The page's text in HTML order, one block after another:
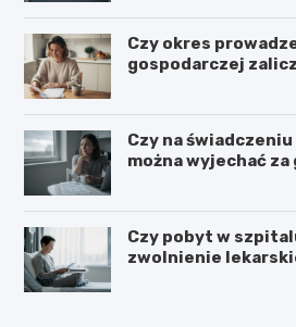
Czy okres
gospodarczej
Czy na
można wyjechać za
Czy pobyt w
zwolnienie